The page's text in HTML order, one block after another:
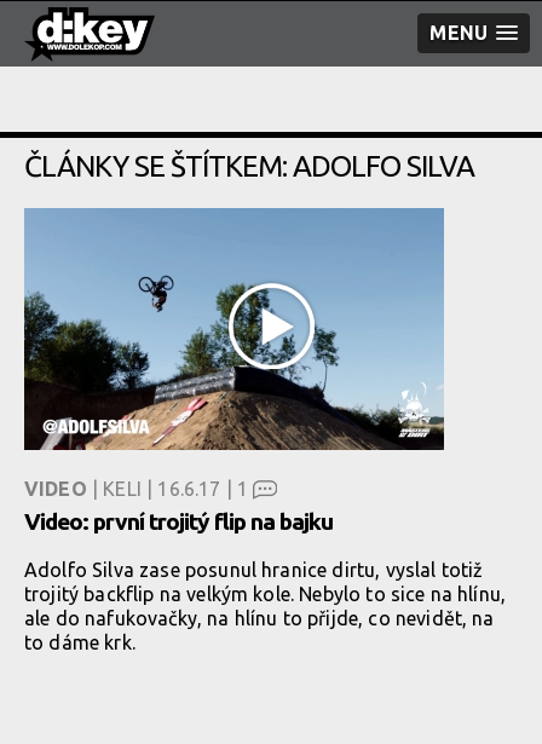
MENU
ČLÁNKY SE ŠTÍTKEM: ADOLFO SILVA
VIDEO | KELI | 16.6.17 | 1
Video: první trojitý flip na bajku
Adolfo Silva zase posunul hranice dirtu, vyslal totiž
trojitý backflip na velkým kole. Nebylo to sice na hlínu,
ale do nafukovačky, na hlínu to přijde, co nevidět, na
to dáme krk.